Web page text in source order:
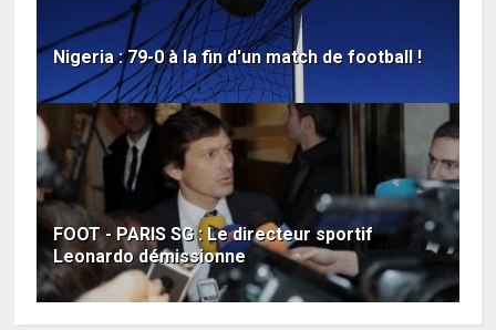
Nigeria : 79-0 à la fin d'un match de football !
FOOT - PARIS SG : Le directeur sportif
Leonardo démissionne